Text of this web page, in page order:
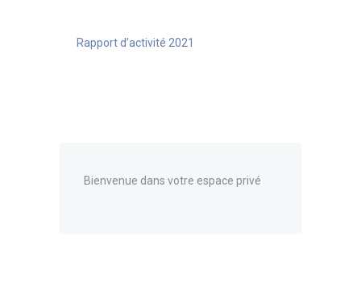
Rapport d’activité 2021
Bienvenue dans votre espace privé